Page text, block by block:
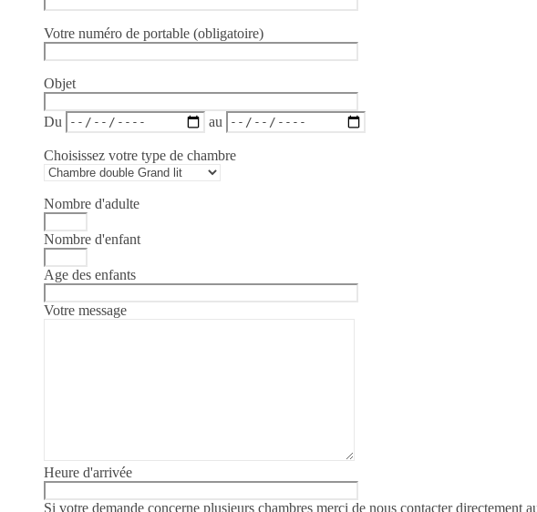
Votre numéro de portable (obligatoire)
Objet
Du au
Choisissez votre type de chambre
Nombre d'adulte
Nombre d'enfant
Age des enfants
Votre message
Heure d'arrivée
Si votre demande concerne plusieurs chambres merci de nous contacter directement